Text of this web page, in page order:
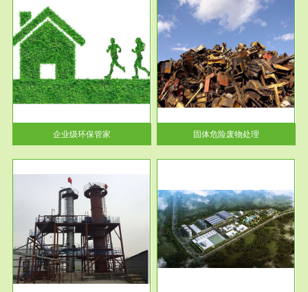
企业级环保管家
服务范围
固体危险废物处理
固体废物解释：固体废物是指人
们在生产建设、日常生活和其他
活动中...
固体危险废物处理
服务范围
市政固废处理
蔚蓝生态环境科技所从事的市政
废物处理业务包括市政废物的处